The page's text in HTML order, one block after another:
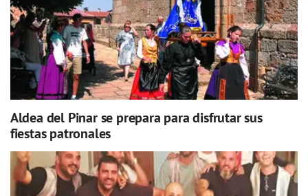
Aldea del Pinar se prepara para disfrutar sus
fiestas patronales